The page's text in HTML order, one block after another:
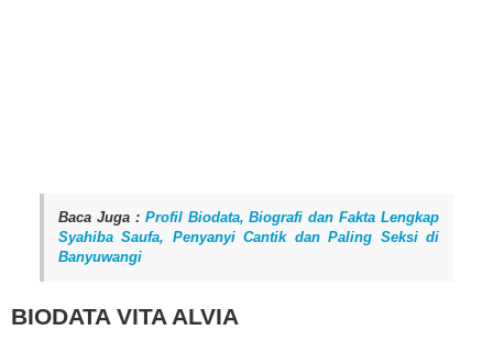
Baca Juga : Profil Biodata, Biografi dan Fakta Lengkap
Syahiba Saufa, Penyanyi Cantik dan Paling Seksi di
Banyuwangi
BIODATA VITA ALVIA